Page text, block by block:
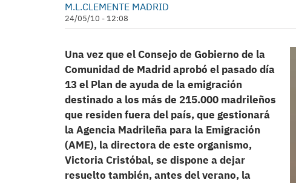
M.L.CLEMENTE MADRID
24/05/10 - 12:08
Una vez que el Consejo de Gobierno de la
Comunidad de Madrid aprobó el pasado día
13 el Plan de ayuda de la emigración
destinado a los más de 215.000 madrileños
que residen fuera del país, que gestionará
la Agencia Madrileña para la Emigración
(AME), la directora de este organismo,
Victoria Cristóbal, se dispone a dejar
resuelto también, antes del verano, la